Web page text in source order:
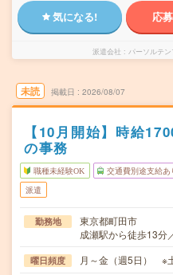
気になる! 応
派遣会社 パーソルテ
未読 掲載日 2026/08/07
【10月開始】時給
の事務
職種未経験OK 交通費別途支給あ
派遣
勤務地
東京都町田市
成瀬駅から徒歩13分
曜日頻度 月～金（週5日） ※